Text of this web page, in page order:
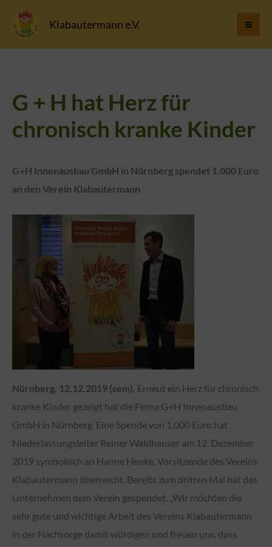
Inhalt
Klabautermann e.V.
G + H hat Herz für
chronisch kranke Kinder
G+H Innenausbau GmbH in Nürnberg spendet 1.000 Euro
an den Verein Klabautermann
Nürnberg, 12.12.2019 (sem). Erneut ein Herz für chronisch
kranke Kinder gezeigt hat die Firma G+H Innenausbau
GmbH in Nürnberg. Eine Spende von 1.000 Euro hat
Niederlassungsleiter Reiner Waldhauser am 12. Dezember
2019 symbolisch an Hanne Henke, Vorsitzende des Vereins
Klabautermann überreicht. Bereits zum dritten Mal hat das
Unternehmen dem Verein gespendet. „Wir möchten die
sehr gute und wichtige Arbeit des Vereins Klabautermann
in der Nachsorge damit würdigen und freuen uns, dass